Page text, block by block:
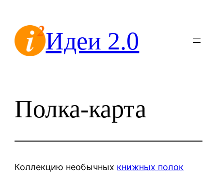
содержимомуИдеи 2.0
Полка-карта
Коллекцию необычных книжных полок